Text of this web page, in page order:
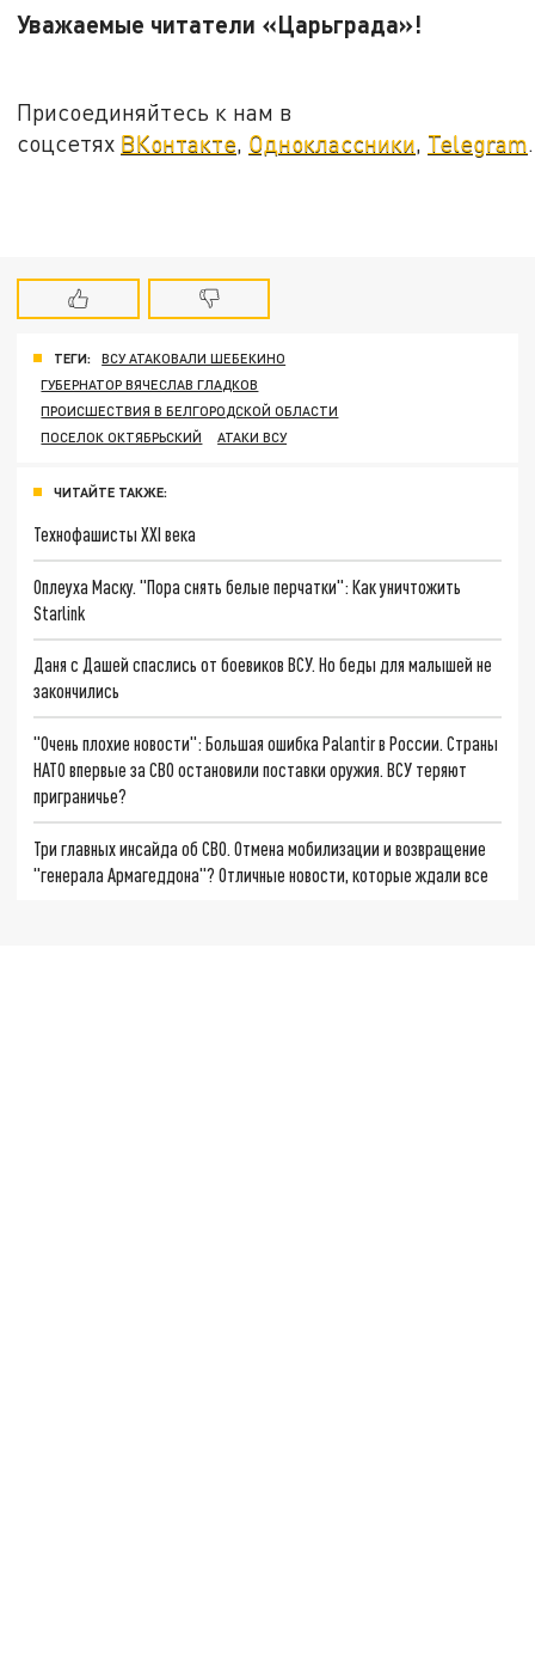
Уважаемые читатели «Царьграда»!
Присоединяйтесь к нам в
соцсетях ВКонтакте, Одноклассники, Telegram.
ТЕГИ:
ВСУ АТАКОВАЛИ ШЕБЕКИНО
ГУБЕРНАТОР ВЯЧЕСЛАВ ГЛАДКОВ
ПРОИСШЕСТВИЯ В БЕЛГОРОДСКОЙ ОБЛАСТИ
ПОСЕЛОК ОКТЯБРЬСКИЙ
АТАКИ ВСУ
ЧИТАЙТЕ ТАКЖЕ:
Технофашисты XXI века
Оплеуха Маску. "Пора снять белые перчатки": Как уничтожить
Starlink
Даня с Дашей спаслись от боевиков ВСУ. Но беды для малышей не
закончились
"Очень плохие новости": Большая ошибка Palantir в России. Страны
НАТО впервые за СВО остановили поставки оружия. ВСУ теряют
приграничье?
Три главных инсайда об СВО. Отмена мобилизации и возвращение
"генерала Армагеддона"? Отличные новости, которые ждали все